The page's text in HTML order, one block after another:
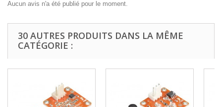
Aucun avis n'a été publié pour le moment.
30 AUTRES PRODUITS DANS LA MÊME
CATÉGORIE :